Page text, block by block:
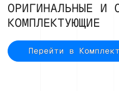
ОРИГИНАЛЬНЫЕ И
КОМПЛЕКТУЮЩИЕ
Перейти в